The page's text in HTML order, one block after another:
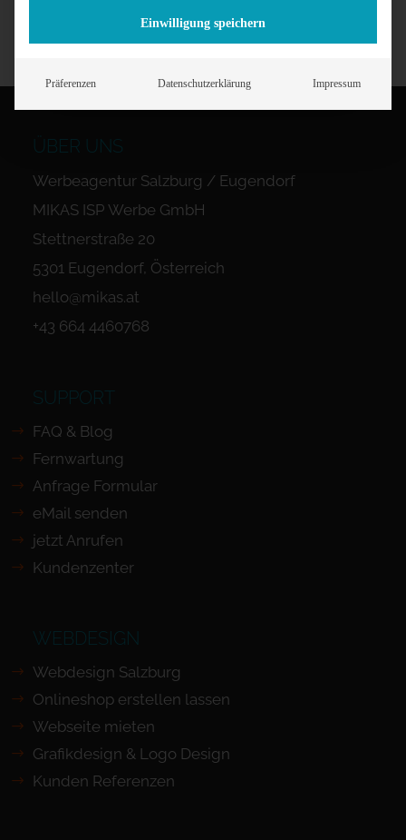
ÜBER UNS
Werbeagentur Salzburg / Eugendorf
MIKAS ISP Werbe GmbH
Stettnerstraße 20
5301 Eugendorf, Österreich
hello@mikas.at
+43 664 4460768
SUPPORT
FAQ & Blog
Fernwartung
Anfrage Formular
eMail senden
jetzt Anrufen
Kundenzenter
WEBDESIGN
Webdesign Salzburg
Onlineshop erstellen lassen
Webseite mieten
Grafikdesign & Logo Design
Kunden Referenzen
Einwilligung speichern
Präferenzen Datenschutzerklärung Impressum